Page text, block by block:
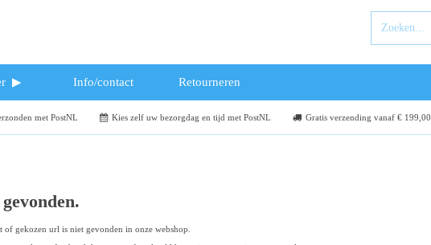
Info/contact Retourneren
met PostNL Kies zelf uw bezorgdag en tijd met PostNL Gratis verzending vanaf € 199,00
of gekozen url is niet gevonden in onze webshop.